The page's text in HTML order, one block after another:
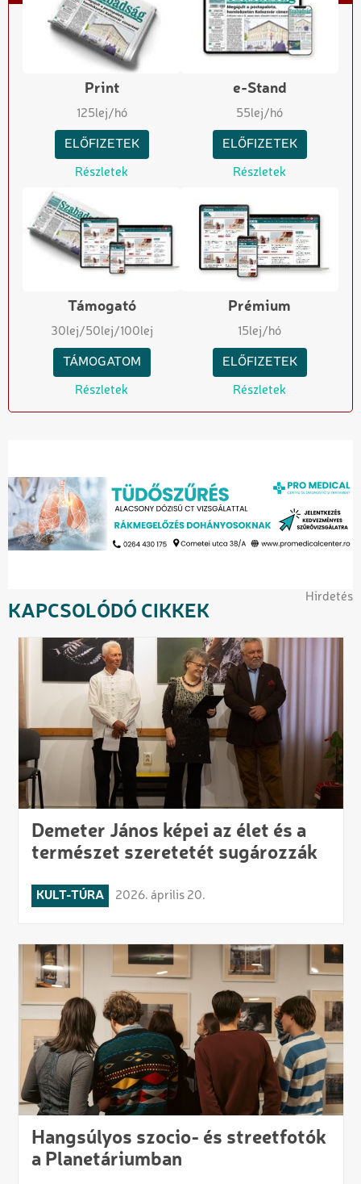
Print
125lej/hó
ELŐFIZETEK
Részletek
e-Stand
55lej/hó
ELŐFIZETEK
Részletek
Támogató
30lej/50lej/100lej
TÁMOGATOM
Részletek
Prémium
15lej/hó
ELŐFIZETEK
Részletek
Hirdetés
KAPCSOLÓDÓ CIKKEK
Demeter János képei az élet és a
természet szeretetét sugározzák
KULT-TÚRA 2026. április 20.
Hangsúlyos szocio- és streetfotók
a Planetáriumban